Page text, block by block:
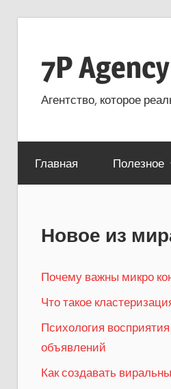
содержимому
7P Agency
Агентство, которое
Главная Полезное
Новое из
Почему важны микро
Что такое
Психология
объявлений
Как создавать